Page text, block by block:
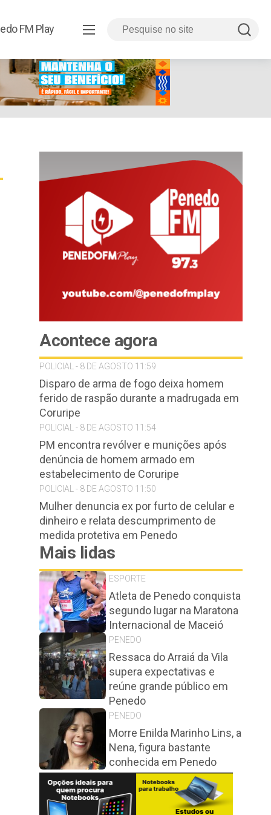
FM Play
Acontece agora
POLICIAL - 8 DE AGOSTO 11:59
Disparo de arma de fogo deixa homem
ferido de raspão durante a madrugada em
Coruripe
POLICIAL - 8 DE AGOSTO 11:54
PM encontra revólver e munições após
denúncia de homem armado em
estabelecimento de Coruripe
POLICIAL - 8 DE AGOSTO 11:50
Mulher denuncia ex por furto de celular e
dinheiro e relata descumprimento de
medida protetiva em Penedo
Mais lidas
ESPORTE
Atleta de Penedo conquista
segundo lugar na Maratona
Internacional de Maceió
PENEDO
Ressaca do Arraiá da Vila
supera expectativas e
reúne grande público em
Penedo
PENEDO
Morre Enilda Marinho Lins, a
Nena, figura bastante
conhecida em Penedo